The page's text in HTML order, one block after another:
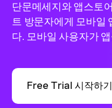
단문메세지와 앱스토
트 방문자에게 모바일
다. 모바일 사용자가
Free Trial 시작하기